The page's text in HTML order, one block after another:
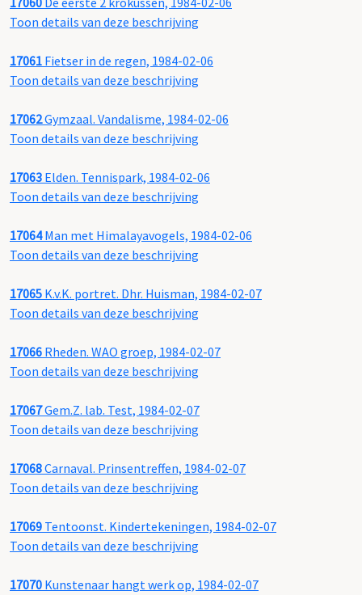
Toon details van deze beschrijving
17061 Fietser in de regen, 1984-02-06
Toon details van deze beschrijving
17062Gymzaal. Vandalisme, 1984-02-06
Toon details van deze beschrijving
17063 Elden. Tennispark, 1984-02-06
Toon details van deze beschrijving
17064Man met Himalayavogels, 1984-02-06
Toon details van deze beschrijving
17065 K.v.K. portret. Dhr. Huisman, 1984-02-07
Toon details van deze beschrijving
17066 Rheden. WAO groep, 1984-02-07
Toon details van deze beschrijving
17067Gem.Z. lab. Test, 1984-02-07
Toon details van deze beschrijving
17068Carnaval. Prinsentreffen, 1984-02-07
Toon details van deze beschrijving
17069 Tentoonst. Kindertekeningen, 1984-02-07
Toon details van deze beschrijving
17070 Kunstenaar hangt werk op, 1984-02-07